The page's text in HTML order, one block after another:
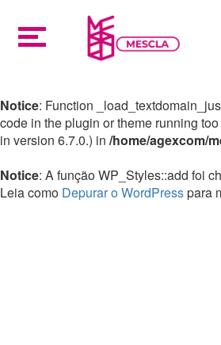
Notice: Function
code in the plugin or theme running
in version 6.7.0.) in /home/agexcom/
Notice: A função WP_Styles::add foi
Leia como Depurar o WordPresspara